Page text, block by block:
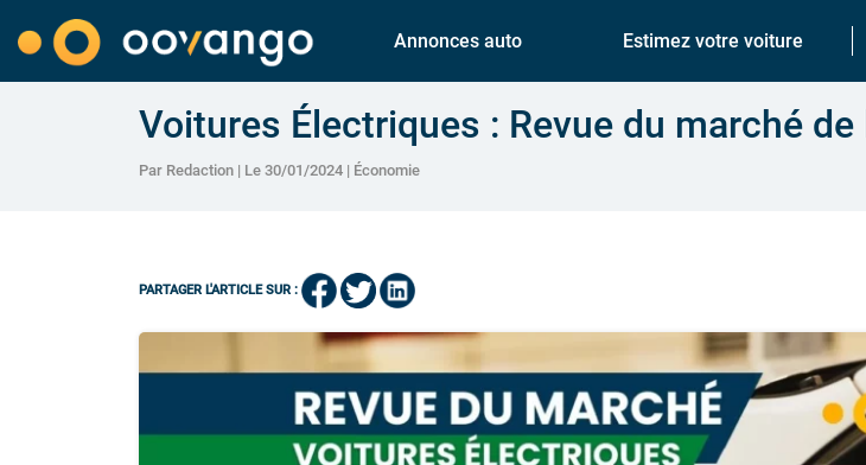
Annonces auto Estimez votre voiture
Voitures Électriques : Revue du marché
Par Redaction | Le 30/01/2024 | Économie
PARTAGER L'ARTICLE SUR :